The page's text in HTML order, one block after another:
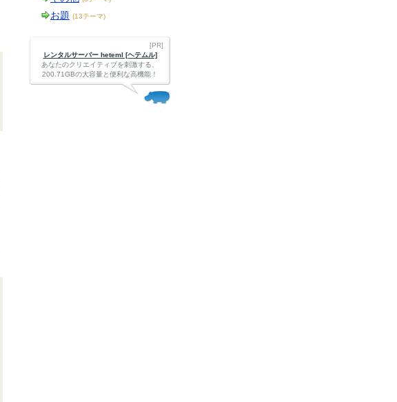
お題 (13テーマ)
[PR]
レンタルサーバー heteml [ヘテムル]
あなたのクリエイティブを刺激する、
200.71GBの大容量と便利な高機能！